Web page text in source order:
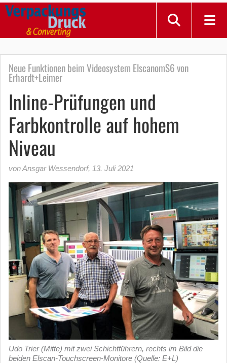
Neue Funktionen beim Videosystem ElscanomS6 von
Erhardt+Leimer
Inline-Prüfungen und
Farbkontrolle auf hohem
Niveau
von Ansgar Wessendorf, 13. Juli 2021
Udo Trier (Mitte) mit zwei Schichtführern, rechts im Bild die
beiden Elscan-Touchscreen-Monitore (Quelle: E+L)